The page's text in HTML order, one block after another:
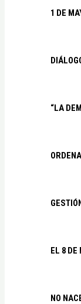
1 DE
“LA
EL 8 DE
NO